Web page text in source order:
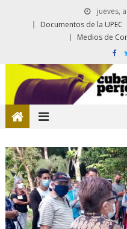
jueves,
Documentos de la UPEC
Medios de